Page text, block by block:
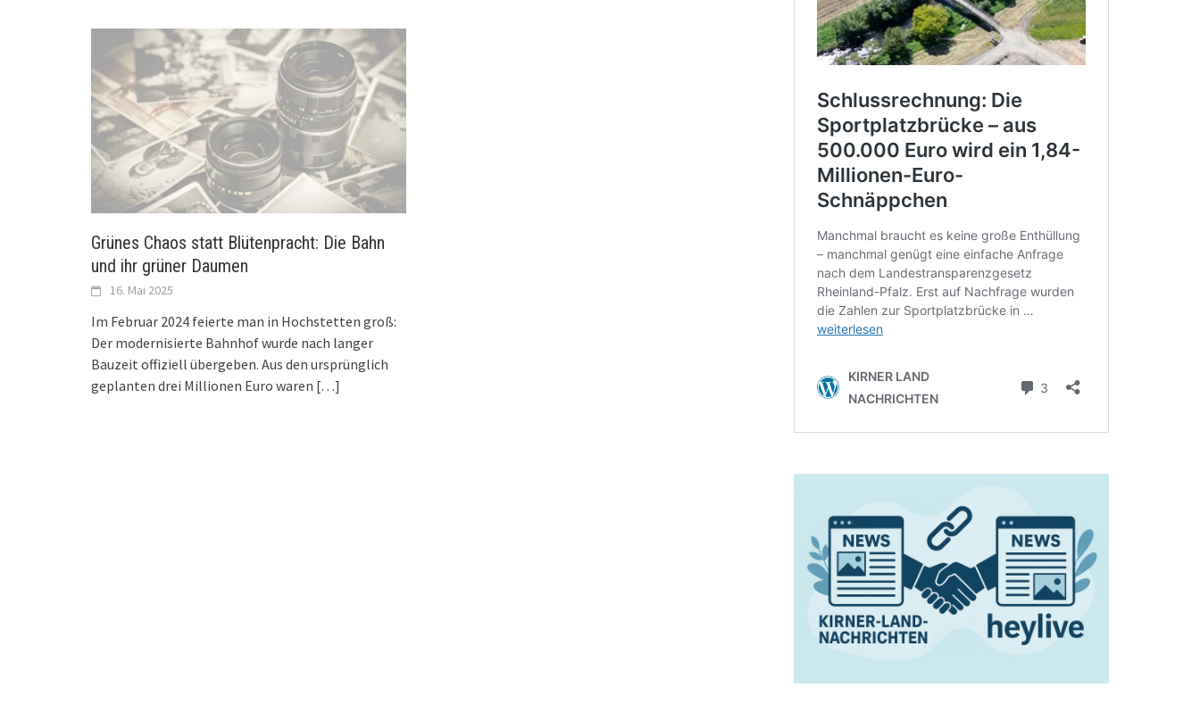
Grünes Chaos statt Blütenpracht: Die Bahn
und ihr grüner Daumen
16. Mai 2025
Im Februar 2024 feierte man in Hochstetten groß:
Der modernisierte Bahnhof wurde nach langer
Bauzeit offiziell übergeben. Aus den ursprünglich
geplanten drei Millionen Euro waren […]